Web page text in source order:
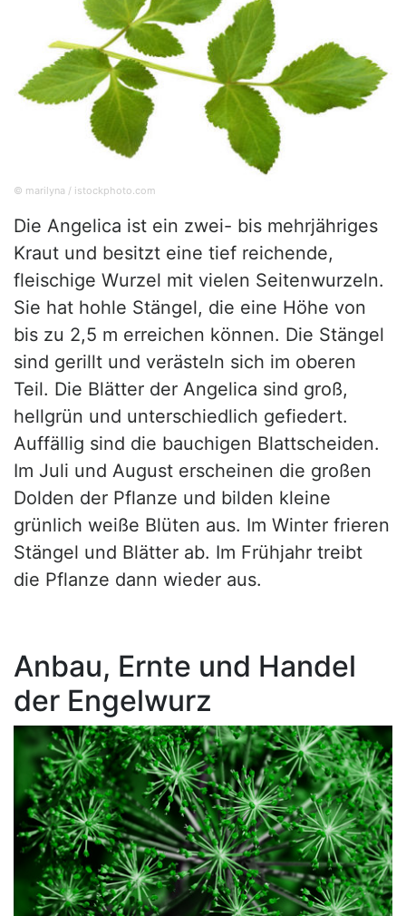
© marilyna / istockphoto.com
Die Angelica ist ein zwei- bis mehrjähriges
Kraut und besitzt eine tief reichende,
fleischige Wurzel mit vielen Seitenwurzeln.
Sie hat hohle Stängel, die eine Höhe von
bis zu 2,5 m erreichen können. Die Stängel
sind gerillt und verästeln sich im oberen
Teil. Die Blätter der Angelica sind groß,
hellgrün und unterschiedlich gefiedert.
Auffällig sind die bauchigen Blattscheiden.
Im Juli und August erscheinen die großen
Dolden der Pflanze und bilden kleine
grünlich weiße Blüten aus. Im Winter frieren
Stängel und Blätter ab. Im Frühjahr treibt
die Pflanze dann wieder aus.
Anbau, Ernte und Handel
der Engelwurz